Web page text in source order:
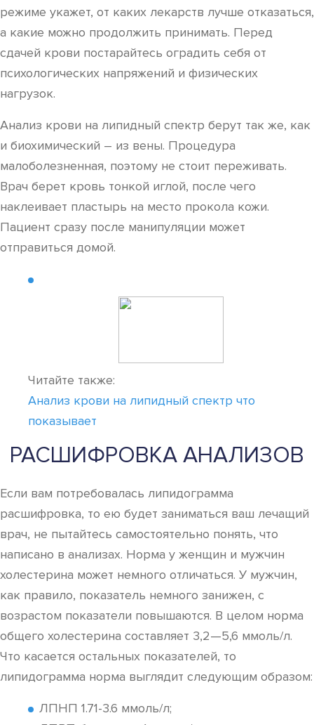
режиме укажет, от каких лекарств лучше отказаться,
а какие можно продолжить принимать. Перед
сдачей крови постарайтесь оградить себя от
психологических напряжений и физических
нагрузок.
Анализ крови на липидный спектр берут так же, как
и биохимический – из вены. Процедура
малоболезненная, поэтому не стоит переживать.
Врач берет кровь тонкой иглой, после чего
наклеивает пластырь на место прокола кожи.
Пациент сразу после манипуляции может
отправиться домой.
Читайте также:
Анализ крови на липидный спектр что
показывает
РАСШИФРОВКА АНАЛИЗОВ
Если вам потребовалась липидограмма
расшифровка, то ею будет заниматься ваш лечащий
врач, не пытайтесь самостоятельно понять, что
написано в анализах. Норма у женщин и мужчин
холестерина может немного отличаться. У мужчин,
как правило, показатель немного занижен, с
возрастом показатели повышаются. В целом норма
общего холестерина составляет 3,2—5,6 ммоль/л.
Что касается остальных показателей, то
липидограмма норма выглядит следующим образом:
ЛПНП 1.71-3.6 ммоль/л;